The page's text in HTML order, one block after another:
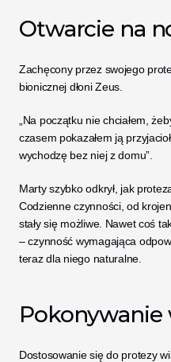
Otwarcie na
Zachęcony przez swojego
bionicznej dłoni Zeus.
„Na początku nie chciałem,
czasem pokazałem ją
wychodzę bez niej z domu”.
Marty szybko odkrył, jak
Codzienne czynności, od
stały się możliwe. Nawet coś
– czynność wymagająca
teraz dla niego naturalne.
Pokonywanie
Dostosowanie się do protezy